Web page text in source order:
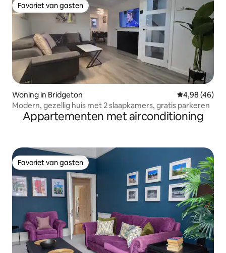
Favoriet van gasten
Favoriet van gasten
Woning in Bridgeton Gemiddelde
4,98 (46)
Modern, gezellig huis met 2 slaapkamers, gratis parkeren
Appartementen met airconditioning
Favoriet van gasten
Favoriet van gasten